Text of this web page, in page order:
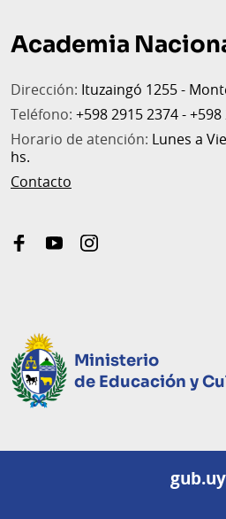
de
página
Academia
Dirección: Ituzaingó 1255 -
Teléfono: +598 2915 2374 -
Horario de atención: Lunes a
hs.
Contacto
facebookyoutubeinstagram
Ministerio
de Educación y
gub.uy